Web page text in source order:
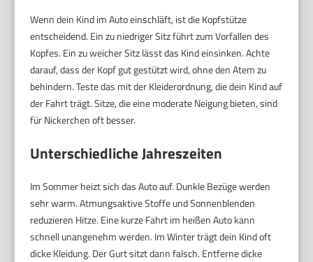
Wenn dein Kind im Auto einschläft, ist die Kopfstütze
entscheidend. Ein zu niedriger Sitz führt zum Vorfallen des
Kopfes. Ein zu weicher Sitz lässt das Kind einsinken. Achte
darauf, dass der Kopf gut gestützt wird, ohne den Atem zu
behindern. Teste das mit der Kleiderordnung, die dein Kind auf
der Fahrt trägt. Sitze, die eine moderate Neigung bieten, sind
für Nickerchen oft besser.
Unterschiedliche Jahreszeiten
Im Sommer heizt sich das Auto auf. Dunkle Bezüge werden
sehr warm. Atmungsaktive Stoffe und Sonnenblenden
reduzieren Hitze. Eine kurze Fahrt im heißen Auto kann
schnell unangenehm werden. Im Winter trägt dein Kind oft
dicke Kleidung. Der Gurt sitzt dann falsch. Entferne dicke